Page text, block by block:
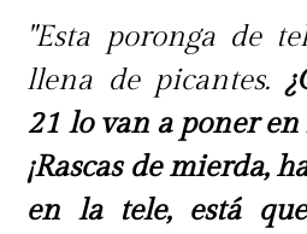
"Esta poronga de
llena de picantes.
21 lo van a poner en
¡Rascas de mierda,
en la tele, está